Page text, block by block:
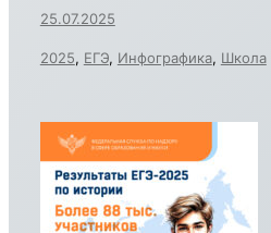
25.07.2025
2025, ЕГЭ, Инфографика, Школа